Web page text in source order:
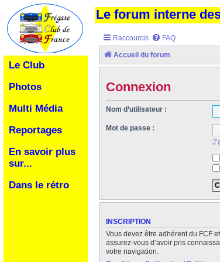
Le Club
Photos
Multi Média
Reportages
En savoir plus
sur...
Dans le rétro
Le forum interne
Raccourcis FAQ
Accueil du forum
Connexion
Nom d’utilisateur :
Mot de passe :
INSCRIPTION
Vous devez être adhérent du FCF
assurez-vous d’avoir pris
votre navigation.